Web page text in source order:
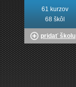
61 kurzov
68 škôl
pridať školu